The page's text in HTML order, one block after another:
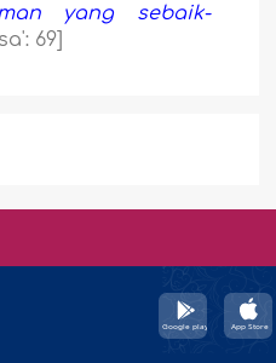
yang sebaik-
a': 69]